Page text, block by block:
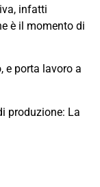
infatti
è il momento di
e porta lavoro a
produzione: La